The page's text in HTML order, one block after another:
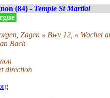
(84) - Temple St Martial
Zagen » Bwv 12, « Wachet
Bach
direction